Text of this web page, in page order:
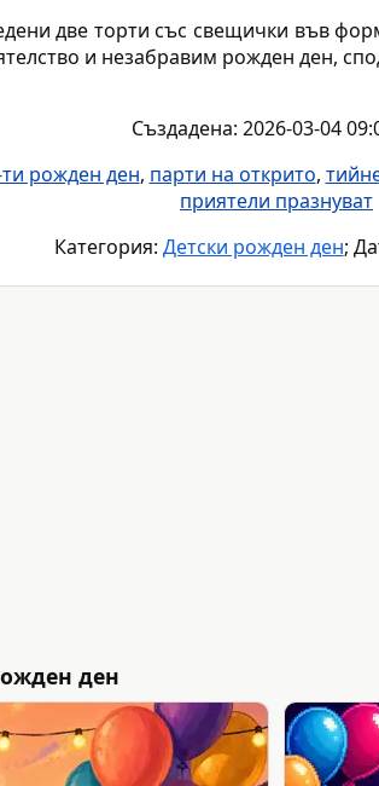
две торти със свещички във
и незабравим рожден ден,
Създадена: 2026-03-04
ти рожден ден, парти на открито,
приятели празнуват
Категория: Детски рожден ден;
ден